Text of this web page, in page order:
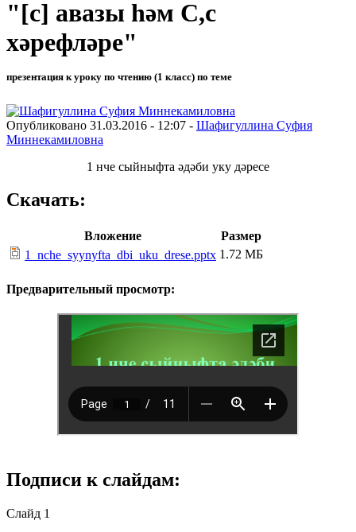
"[с] авазы һәм С,с
хәрефләре"
презентация к уроку по чтению (1 класс) по теме
Опубликовано 31.03.2016 - 12:07 - Шафигуллина Суфия
Миннекамиловна
1 нче сыйныфта әдәби уку дәресе
Скачать:
Вложение
Размер
1_nche_syynyfta_dbi_uku_drese.pptx 1.72 МБ
Предварительный просмотр:
Подписи к слайдам:
Слайд 1